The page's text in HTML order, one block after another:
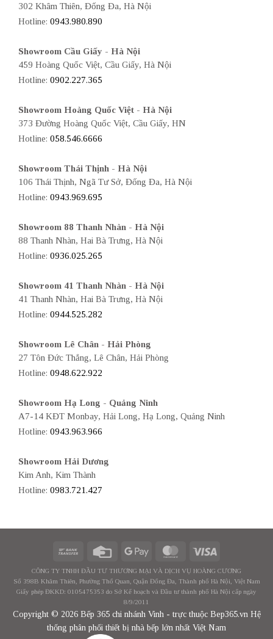
302 Khâm Thiên, Đống Đa, Hà Nội
Hotline: 0943.980.890
Showroom Cầu Giấy - Hà Nội
459 Hoàng Quốc Việt, Cầu Giấy, Hà Nội
Hotline: 0902.227.365
Showroom Hoàng Quốc Việt - Hà Nội
373 Đường Hoàng Quốc Việt, Cầu Giấy, HN
Hotline: 058.546.6666
Showroom Thái Thịnh - Hà Nội
106 Thái Thịnh, Ngã Tư Sở, Đống Đa, Hà Nội
Hotline: 0943.969.695
Showroom 88 Thanh Nhàn - Hà Nội
88 Thanh Nhàn, Hai Bà Trưng, Hà Nội
Hotline: 0936.025.265
Showroom 41 Thanh Nhàn - Hà Nội
41 Thanh Nhàn, Hai Bà Trưng, Hà Nội
Hotline: 0944.525.282
Showroom Lê Chân - Hải Phòng
27 Tôn Đức Thắng, Lê Chân, Hải Phòng
Hotline: 0948.622.922
Showroom Hạ Long - Quảng Ninh
A7-14 KĐT Monbay, Hải Long, Hạ Long, Quảng Ninh
Hotline: 0943.963.966
Showroom Hải Dương
Kim Anh, Kim Thành
Hotline: 0983.721.427
CÔNG TY TNHH ĐẦU TƯ THƯƠNG MẠI VÀ DỊCH VỤ HOÀNG CƯƠNG
Số 398B Khâm Thiên, Phường Thổ Quan, Quận Đống Đa, Thành phố Hà Nội, Việt Nam
Giấy phép ĐKKD: 0105475353 do Sở Kế hoạch và Đầu tư thành phố Hà Nội cấp ngày
8/9/2011
Copyright © 2026 Bếp 365 chi nhánh Vinh - trực thuộc Bep365.vn Hệ
thống phân phối thiết bị nhà bếp lớn nhất Việt Nam